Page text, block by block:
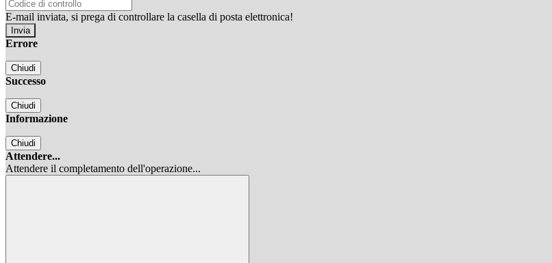
E-mail inviata, si prega di controllare la casella di posta elettronica!
Errore
Chiudi
Successo
Chiudi
Informazione
Chiudi
Attendere...
Attendere il completamento dell'operazione...